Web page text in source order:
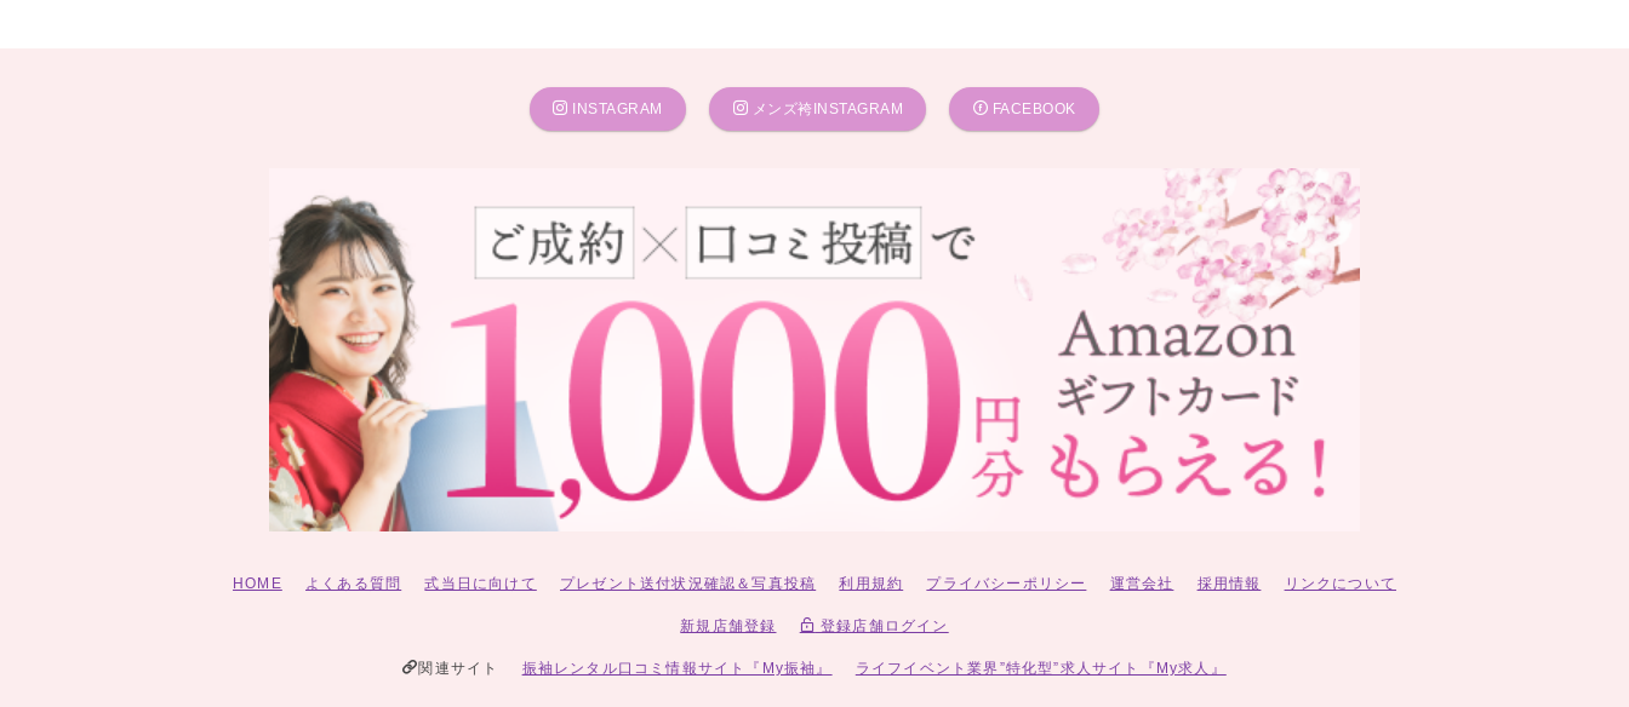
INSTAGRAM メンズ袴INSTAGRAM FACEBOOK
HOME よくある質問 式当日に向けて プレゼント送付状況確認＆写真投稿 利用規約 プライバシーポリシー 運営会社 採用情報 リンクについて
新規店舗登録 登録店舗ログイン
関連サイト 振袖レンタル口コミ情報サイト『My振袖』 ライフイベント業界”特化型”求人サイト『My求人』